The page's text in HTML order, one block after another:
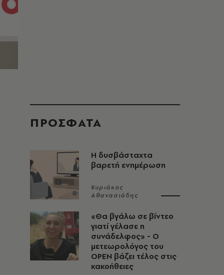
ΠΡΟΣΦΑΤΑ
Η δυσβάσταχτα
βαρετή ενημέρωση
Κυριάκος
Αθανασιάδης
«Θα βγάλω σε βίντεο
γιατί γέλασε η
συνάδελφος» - Ο
μετεωρολόγος του
OPEN βάζει τέλος στις
κακοήθειες